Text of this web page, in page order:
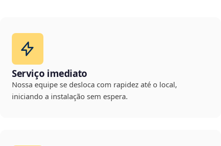
Serviço imediato
Nossa equipe se desloca com rapidez até o local,
iniciando a instalação sem espera.